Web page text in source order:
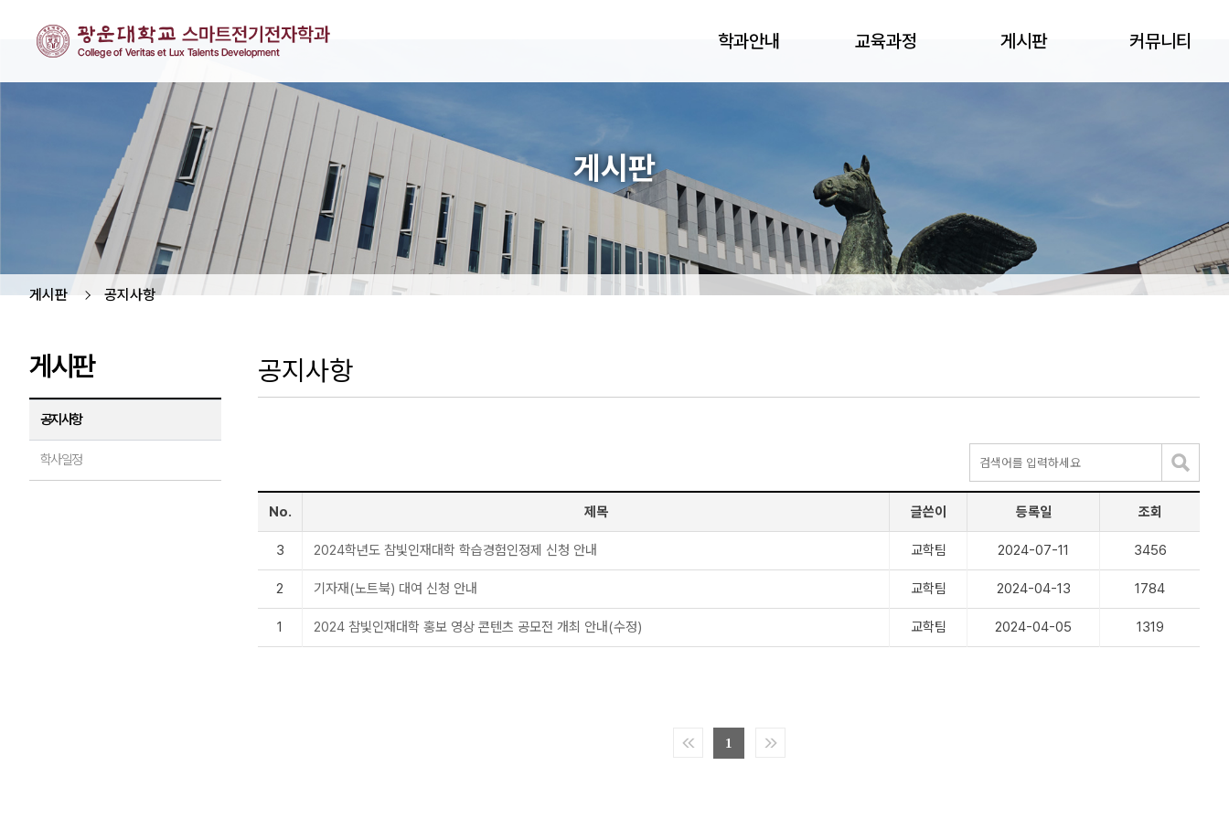
학과안내 교육과정 게시판 커뮤니티
게시판
게시판 공지사항
게시판
공지사항
학사일정
공지사항
No. 제목 글쓴이 등록일 조회
3 2024학년도 참빛인재대학 학습경험인정제 신청 안내 교학팀 2024-07-11 3456
2 기자재(노트북) 대여 신청 안내 교학팀 2024-04-13 1784
1 2024 참빛인재대학 홍보 영상 콘텐츠 공모전 개최 안내(수정) 교학팀 2024-04-05 1319
1